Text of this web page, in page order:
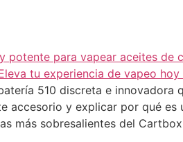
510 discreta e
y explicar por qué
más sobresalientes del